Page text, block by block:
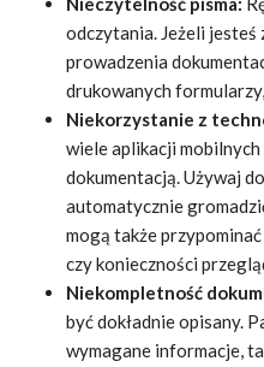
odczytania. Jeżeli
prowadzenia
drukowanych
Niekorzystanie z
wiele aplikacji mobilnych
dokumentacją. Używaj
automatycznie
mogą także
czy konieczności
Niekompletność
być dokładnie opisany.
wymagane informacje,